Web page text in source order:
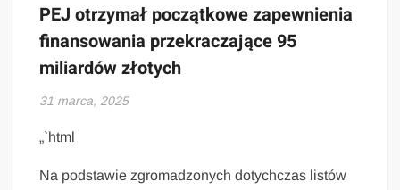
PEJ otrzymał początkowe zapewnienia
finansowania przekraczające 95
miliardów złotych
31 marca, 2025
„`html
Na podstawie zgromadzonych dotychczas listów